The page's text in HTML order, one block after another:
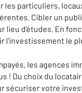
les particuliers,
Cibler un
lieu d’études. En
l'investissement le
les agences
! Du choix du
sécuriser votre